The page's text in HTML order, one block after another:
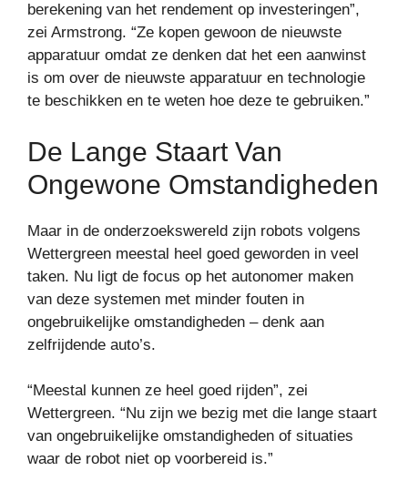
berekening van het rendement op investeringen”,
zei Armstrong. “Ze kopen gewoon de nieuwste
apparatuur omdat ze denken dat het een aanwinst
is om over de nieuwste apparatuur en technologie
te beschikken en te weten hoe deze te gebruiken.”
De Lange Staart Van
Ongewone Omstandigheden
Maar in de onderzoekswereld zijn robots volgens
Wettergreen meestal heel goed geworden in veel
taken. Nu ligt de focus op het autonomer maken
van deze systemen met minder fouten in
ongebruikelijke omstandigheden – denk aan
zelfrijdende auto’s.
“Meestal kunnen ze heel goed rijden”, zei
Wettergreen. “Nu zijn we bezig met die lange staart
van ongebruikelijke omstandigheden of situaties
waar de robot niet op voorbereid is.”